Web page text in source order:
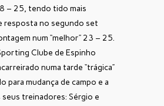
– 25, tendo tido mais
resposta no segundo set
num “melhor” 23 – 25.
Clube de Espinho
numa tarde “trágica”
para mudança de campo e a
treinadores: Sérgio e